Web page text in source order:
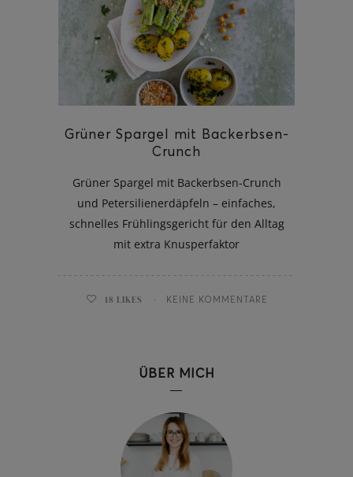
Grüner Spargel mit Backerbsen-
Crunch
Grüner Spargel mit Backerbsen-Crunch
und Petersilienerdäpfeln – einfaches,
schnelles Frühlingsgericht für den Alltag
mit extra Knusperfaktor
18 LIKES KEINE KOMMENTARE
ÜBER MICH